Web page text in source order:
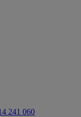
241 060